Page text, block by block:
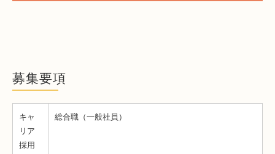
募集要項
キャ
リア
採用
総合職（一般社員 ）